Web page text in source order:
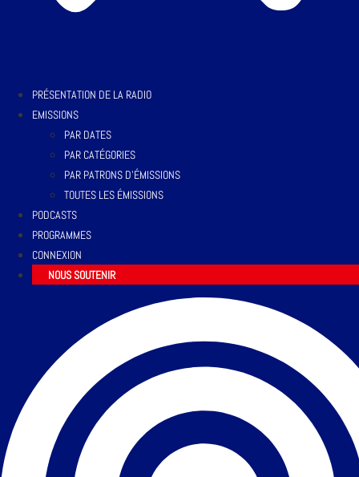
PRÉSENTATION DE LA RADIO
EMISSIONS
PAR DATES
PAR CATÉGORIES
PAR PATRONS D’ÉMISSIONS
TOUTES LES ÉMISSIONS
PODCASTS
PROGRAMMES
CONNEXION
NOUS SOUTENIR